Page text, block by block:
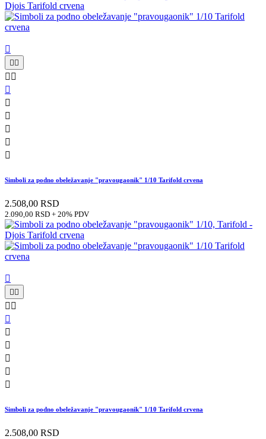

 
 






Simboli za podno obeležavanje "pravougaonik" 1/10 Tarifold crvena
2.508,00 RSD
2.090,00 RSD + 20% PDV

 
 






Simboli za podno obeležavanje "pravougaonik" 1/10 Tarifold crvena
2.508,00 RSD